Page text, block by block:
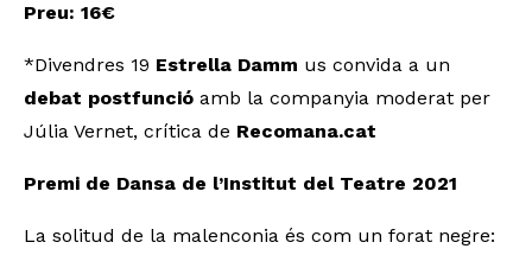
Preu: 16€
*Divendres 19 Estrella Damm us convida a un
debat postfunció amb la companyia moderat per
Júlia Vernet, crítica de Recomana.cat
Premi de Dansa de l’Institut del Teatre 2021
La solitud de la malenconia és com un forat negre: